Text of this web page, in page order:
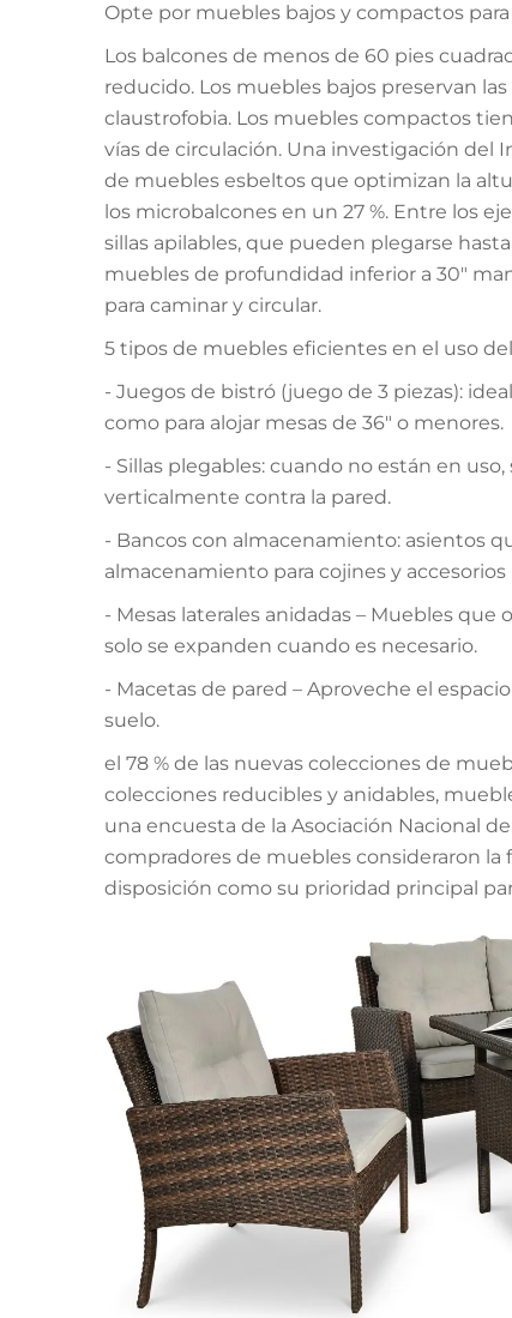
Opte por muebles bajos y compactos
Los balcones de menos de 60 pies
reducido. Los muebles bajos preservan
claustrofobia. Los muebles compactos
vías de circulación. Una investigación
de muebles esbeltos que optimizan la
los microbalcones en un 27 %. Entre los
sillas apilables, que pueden plegarse
muebles de profundidad inferior a 30"
para caminar y circular.
5 tipos de muebles eficientes en el uso
- Juegos de bistró (juego de 3 piezas):
como para alojar mesas de 36" o menores.
- Sillas plegables: cuando no están en
verticalmente contra la pared.
- Bancos con almacenamiento: asientos
almacenamiento para cojines y accesorios
- Mesas laterales anidadas – Muebles
solo se expanden cuando es necesario.
- Macetas de pared – Aproveche el
suelo.
el 78 % de las nuevas colecciones de
colecciones reducibles y anidables,
una encuesta de la Asociación Nacional
compradores de muebles consideraron la
disposición como su prioridad principal